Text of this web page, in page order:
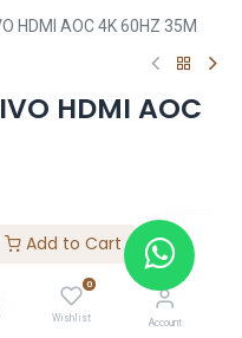
Add to Cart
0
Wishlist Account
HDMI AOC 4K 60HZ 35M
HDMI AOC